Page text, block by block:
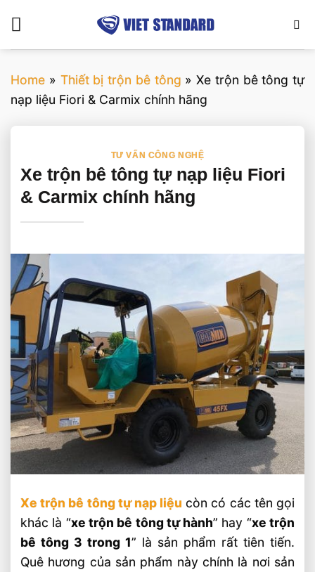
qua
nội
Home » Thiết bị trộn bê tông » Xe trộn bê tông tự
nạp liệu Fiori & Carmix chính hãng
TƯ VẤN CÔNG NGHỆ
Xe trộn bê tông tự nạp liệu Fiori
& Carmix chính hãng
Xe trộn bê tông tự nạp liệu còn có các tên gọi
khác là “xe trộn bê tông tự hành” hay “xe trộn
bê tông 3 trong 1” là sản phẩm rất tiên tiến.
Quê hương của sản phẩm này chính là nơi sản